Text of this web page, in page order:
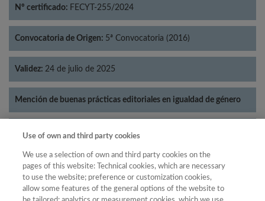
Nº certificado: FECYT-255/2024
Convocatoria de Origen: 5ª Convocatoria (2016)
Validez: 24 de julio de 2025
Mención de buenas prácticas editoriales en igualdad de género
Categorías: Historia
Año
Use of own and third party cookies
We use a selection of own and third party cookies on the
pages of this website: Technical cookies, which are necessary
to use the website; preference or customization cookies,
allow some features of the general options of the website to